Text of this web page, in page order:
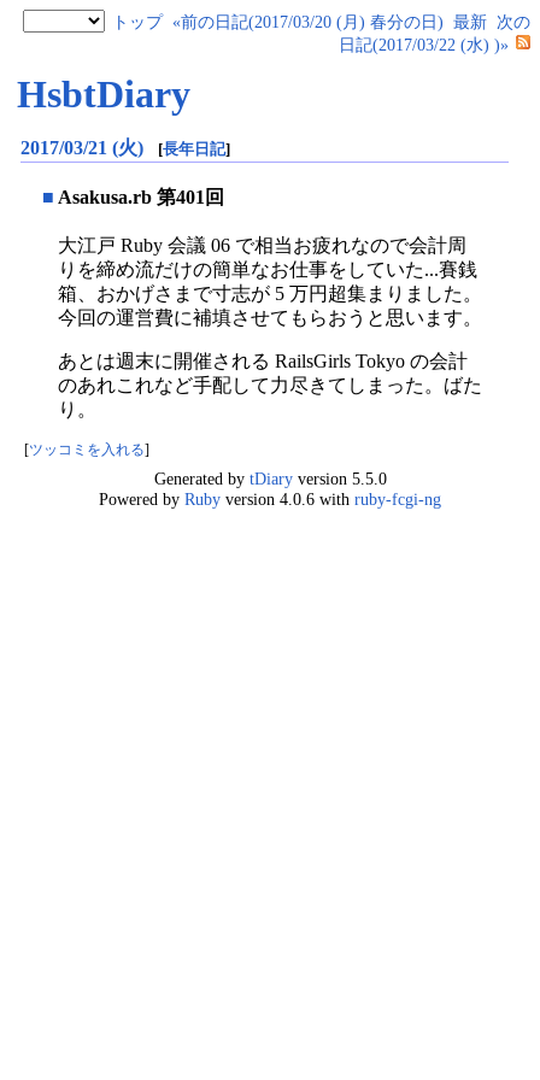
トップ «前の日記(2017/03/20 (月) 春分の日) 最新 次の
日記(2017/03/22 (水) )»
HsbtDiary
2017/03/21 (火) [長年日記]
■ Asakusa.rb 第401回
大江戸 Ruby 会議 06 で相当お疲れなので会計周
りを締め流だけの簡単なお仕事をしていた...賽銭
箱、おかげさまで寸志が 5 万円超集まりました。
今回の運営費に補填させてもらおうと思います。
あとは週末に開催される RailsGirls Tokyo の会計
のあれこれなど手配して力尽きてしまった。ばた
り。
[ツッコミを入れる]
Generated by tDiaryversion 5.5.0
Powered by Ruby version 4.0.6 with ruby-fcgi-ng